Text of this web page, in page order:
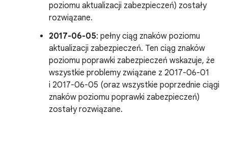
poziomu aktualizacji zabezpieczeń) zostały
rozwiązane.
2017-06-05: pełny ciąg znaków poziomu
aktualizacji zabezpieczeń. Ten ciąg znaków
poziomu poprawki zabezpieczeń wskazuje, że
wszystkie problemy związane z 2017-06-01
i 2017-06-05 (oraz wszystkie poprzednie ciągi
znaków poziomu poprawki zabezpieczeń)
zostały rozwiązane.